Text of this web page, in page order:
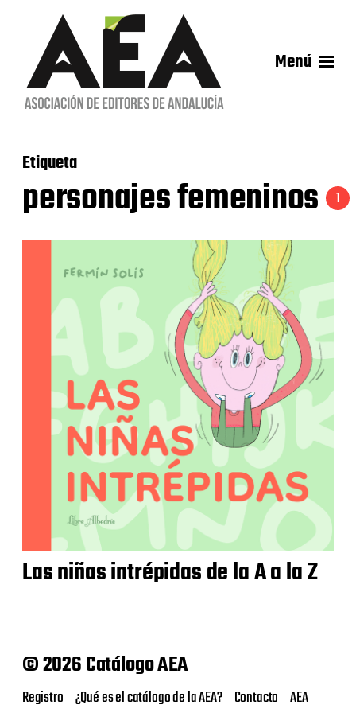
Menú
Etiqueta
personajes femeninos 1
Las niñas intrépidas de la A a la Z
© 2026 Catálogo AEA
Registro ¿Qué es el catálogo de la AEA? Contacto AEA